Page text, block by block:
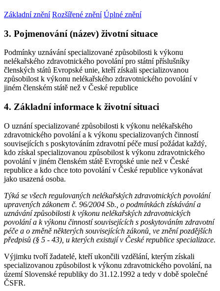
Základní znění Rozšířené znění Úplné znění
3. Pojmenování (název) životní situace
Podmínky uznávání specializované způsobilosti k výkonu
nelékařského zdravotnického povolání pro státní příslušníky
členských států Evropské unie, kteří získali specializovanou
způsobilost k výkonu nelékařského zdravotnického povolání v
jiném členském státě než v České republice
4. Základní informace k životní situaci
O uznání specializované způsobilosti k výkonu nelékařského
zdravotnického povolání a k výkonu specializovaných činností
souvisejících s poskytováním zdravotní péče musí požádat každý,
kdo získal specializovanou způsobilost k výkonu zdravotnického
povolání v jiném členském státě Evropské unie než v České
republice a kdo chce toto povolání v České republice vykonávat
jako usazená osoba.
Týká se všech regulovaných nelékařských zdravotnických povolání
upravených zákonem č. 96/2004 Sb., o podmínkách získávání a
uznávání způsobilosti k výkonu nelékařských zdravotnických
povolání a k výkonu činností souvisejících s poskytováním zdravotní
péče a o změně některých souvisejících zákonů, ve znění pozdějších
předpisů (§ 5 - 43), u kterých existují v České republice specializace.
Výjimku tvoří žadatelé, kteří ukončili vzdělání, kterým získali
specializovanou způsobilost k výkonu zdravotnického povolání, na
území Slovenské republiky do 31.12.1992 a tedy v době společné
ČSFR.